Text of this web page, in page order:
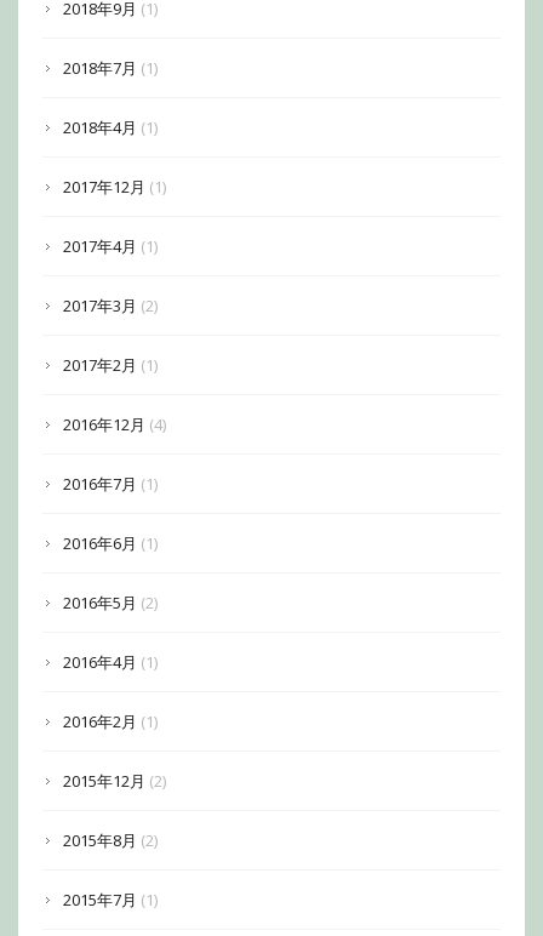
2018年9月 (1)
2018年7月 (1)
2018年4月 (1)
2017年12月 (1)
2017年4月 (1)
2017年3月 (2)
2017年2月 (1)
2016年12月 (4)
2016年7月 (1)
2016年6月 (1)
2016年5月 (2)
2016年4月 (1)
2016年2月 (1)
2015年12月 (2)
2015年8月 (2)
2015年7月 (1)